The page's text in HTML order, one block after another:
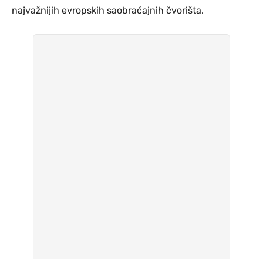
najvažnijih evropskih saobraćajnih čvorišta.